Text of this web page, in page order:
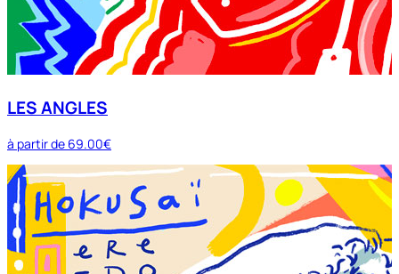
LES ANGLES
à partir de 69.00€